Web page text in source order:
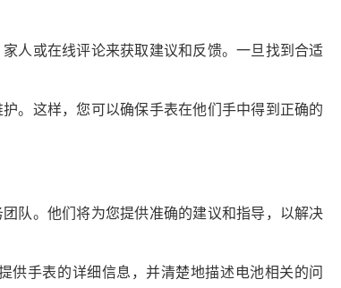
人或在线评论来获取建议和反馈。一旦找到合适
。这样，您可以确保手表在他们手中得到正确的
队。他们将为您提供准确的建议和指导，以解决
供手表的详细信息，并清楚地描述电池相关的问